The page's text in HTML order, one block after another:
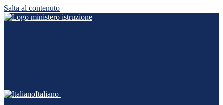
Salta al contenuto
Italiano